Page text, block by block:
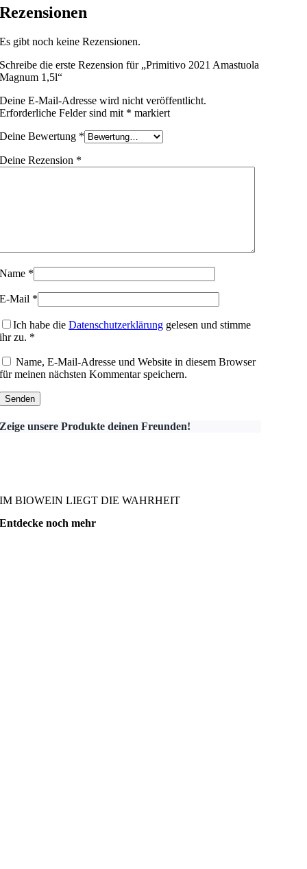
Rezensionen
Es gibt noch keine Rezensionen.
Schreibe die erste Rezension für „Primitivo 2021 Amastuola
Magnum 1,5l“
Deine E-Mail-Adresse wird nicht veröffentlicht.
Erforderliche Felder sind mit * markiert
Deine Bewertung *
Deine Rezension *
Name *
E-Mail *
Ich habe dieDatenschutzerklärung gelesen und stimme
ihr zu. *
Name, E-Mail-Adresse und Website in diesem Browser
für meinen nächsten Kommentar speichern.
Zeige unsere Produkte deinen Freunden!
IM BIOWEIN LIEGT DIE WAHRHEIT
Entdecke noch mehr